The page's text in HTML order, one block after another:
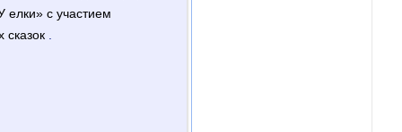
елки» с участием
сказок